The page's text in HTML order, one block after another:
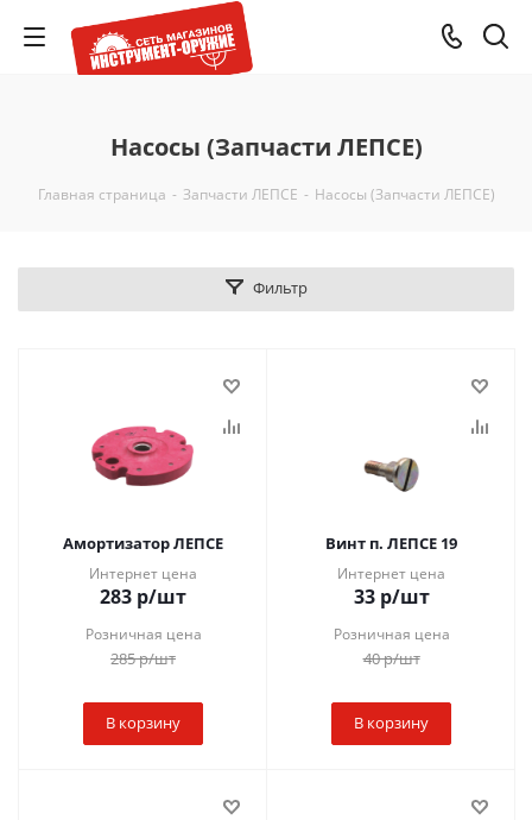
Насосы (Запчасти ЛЕПСЕ)
Главная страница - Запчасти ЛЕПСЕ - Насосы (Запчасти ЛЕПСЕ)
Фильтр
Амортизатор ЛЕПСЕ
Интернет цена
283 р/шт
Розничная цена
285р/шт
В корзину
Винт п. ЛЕПСЕ 19
Интернет цена
33р/шт
Розничная цена
40р/шт
В корзину